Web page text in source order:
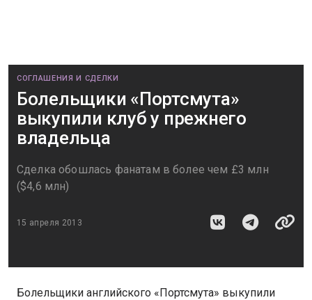
СОГЛАШЕНИЯ И СДЕЛКИ
Болельщики «Портсмута»
выкупили клуб у прежнего
владельца
Cделка обошлась фанатам в более чем £3 млн
($4,6 млн)
15 апреля 2013
Болельщики английского «Портсмута» выкупили